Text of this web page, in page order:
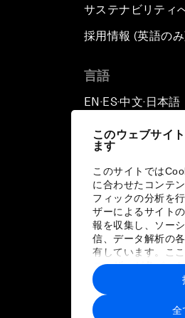
このウェブサイ
ます
このサイトでは
に合わせたコンテ
フィックの分析を
ザーによるサイト
報を収集し、ソー
信、データ解析の
有しています。こ
ユーザーが各パー
報や各パートナー
に収集された情報
トナーによって使全
サステナビリティ
採用情報 (英語の
言語
EN ▪ ES▪中文▪ 日本語